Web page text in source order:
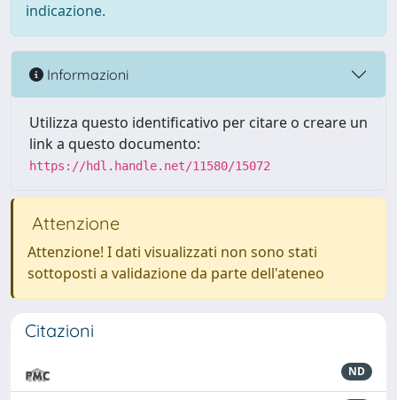
indicazione.
Informazioni
Utilizza questo identificativo per citare o creare un
link a questo documento:
https://hdl.handle.net/11580/15072
Attenzione
Attenzione! I dati visualizzati non sono stati
sottoposti a validazione da parte dell'ateneo
Citazioni
ND